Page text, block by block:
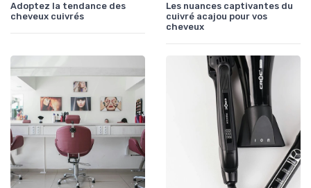
Adoptez la tendance des
cheveux cuivrés
Les nuances captivantes du
cuivré acajou pour vos
cheveux